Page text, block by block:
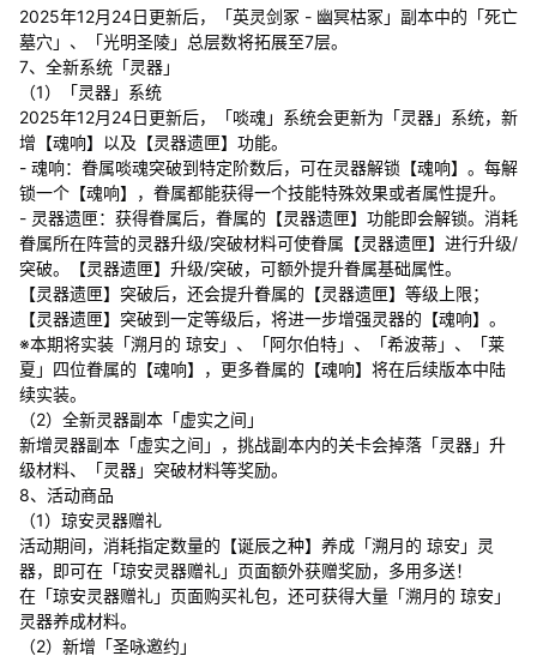
2025年12月24日更新后，「英灵剑冢 - 幽冥枯冢」副本中的「死亡
墓穴」、「光明圣陵」总层数将拓展至7层。
7、全新系统「灵器」
（1）「灵器」系统
2025年12月24日更新后，「啖魂」系统会更新为「灵器」系统，新
增【魂响】以及【灵器遗匣】功能。
- 魂响：眷属啖魂突破到特定阶数后，可在灵器解锁【魂响】。每解
锁一个【魂响】，眷属都能获得一个技能特殊效果或者属性提升。
- 灵器遗匣：获得眷属后，眷属的【灵器遗匣】功能即会解锁。消耗
眷属所在阵营的灵器升级/突破材料可使眷属【灵器遗匣】进行升级/
突破。【灵器遗匣】升级/突破，可额外提升眷属基础属性。
【灵器遗匣】突破后，还会提升眷属的【灵器遗匣】等级上限；
【灵器遗匣】突破到一定等级后，将进一步增强灵器的【魂响】。
※本期将实装「溯月的 琼安」、「阿尔伯特」、「希波蒂」、「莱
夏」四位眷属的【魂响】，更多眷属的【魂响】将在后续版本中陆
续实装。
（2）全新灵器副本「虚实之间」
新增灵器副本「虚实之间」，挑战副本内的关卡会掉落「灵器」升
级材料、「灵器」突破材料等奖励。
8、活动商品
（1）琼安灵器赠礼
活动期间，消耗指定数量的【诞辰之种】养成「溯月的 琼安」灵
器，即可在「琼安灵器赠礼」页面额外获赠奖励，多用多送！
在「琼安灵器赠礼」页面购买礼包，还可获得大量「溯月的 琼安」
灵器养成材料。
（2）新增「圣咏邀约」